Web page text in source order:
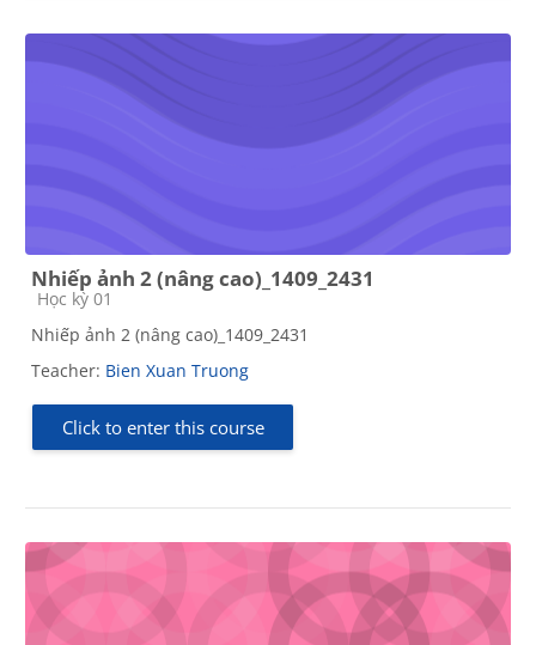
Nhiếp ảnh 2 (nâng cao)_1409_2431
Course category
Học kỳ 01
Nhiếp ảnh 2 (nâng cao)_1409_2431
Teacher: Bien Xuan Truong
Click to enter this course